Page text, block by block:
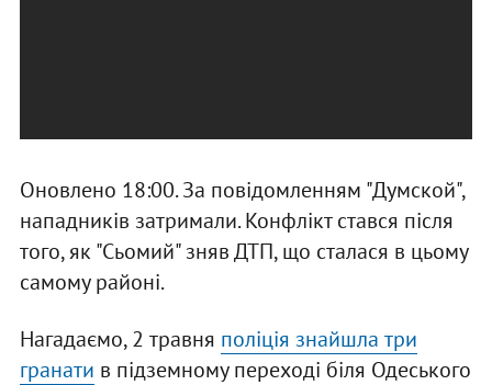
Оновлено 18:00. За повідомленням "Думской",
нападників затримали. Конфлікт стався після
того, як "Сьомий" зняв ДТП, що сталася в цьому
самому районі.
Нагадаємо, 2 травня поліція знайшла три
гранати в підземному переході біля Одеського